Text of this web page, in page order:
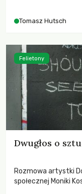
największych
Tomasz Hutsch
Dwugłos o
Rozmowa artystki
społecznej Moniki
Felietony